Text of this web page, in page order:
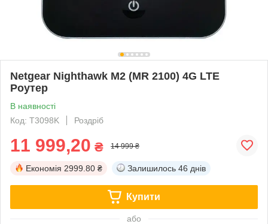
Netgear Nighthawk M2 (MR 2100) 4G LTE
Роутер
В наявності
Код: T3098K
Роздріб
11 999,20 ₴ 14 999 ₴
Економія 2999.80 ₴ Залишилось 46 днів
Купити
або